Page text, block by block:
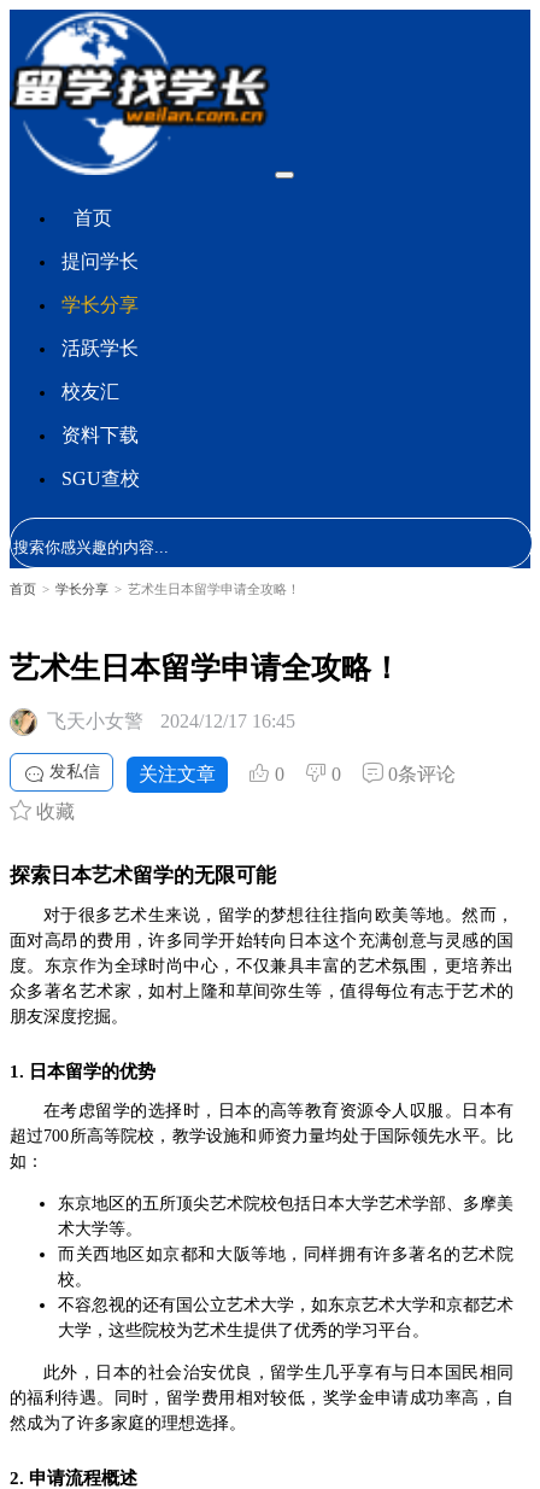
首页
提问学长
学长分享
活跃学长
校友汇
资料下载
SGU查校
首页 > 学长分享 > 艺术生日本留学申请全攻略！
艺术生日本留学申请全攻略！
飞天小女警 2024/12/17 16:45
发私信 关注文章 0 0
0条评论
收藏
探索日本艺术留学的无限可能
对于很多艺术生来说，留学的梦想往往指向欧美等地。然而，
面对高昂的费用，许多同学开始转向日本这个充满创意与灵感的国
度。东京作为全球时尚中心，不仅兼具丰富的艺术氛围，更培养出
众多著名艺术家，如村上隆和草间弥生等，值得每位有志于艺术的
朋友深度挖掘。
1. 日本留学的优势
在考虑留学的选择时，日本的高等教育资源令人叹服。日本有
超过700所高等院校，教学设施和师资力量均处于国际领先水平。比
如：
东京地区的五所顶尖艺术院校包括日本大学艺术学部、多摩美
术大学等。
而关西地区如京都和大阪等地，同样拥有许多著名的艺术院
校。
不容忽视的还有国公立艺术大学，如东京艺术大学和京都艺术
大学，这些院校为艺术生提供了优秀的学习平台。
此外，日本的社会治安优良，留学生几乎享有与日本国民相同
的福利待遇。同时，留学费用相对较低，奖学金申请成功率高，自
然成为了许多家庭的理想选择。
2. 申请流程概述